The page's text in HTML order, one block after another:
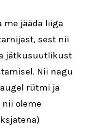
me jääda liiga
sest nii
jätkusuutlikust
Nii nagu
rütmi ja
nii oleme